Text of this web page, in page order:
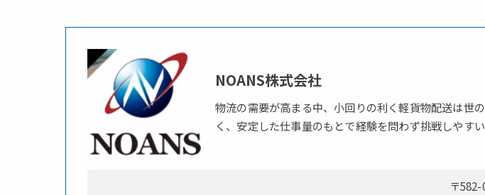
NOANS株式会社
物流の需要が高まる中、小回りの利く軽貨物配送は世
く、安定した仕事量のもとで経験を問わず挑戦しやす
〒582-